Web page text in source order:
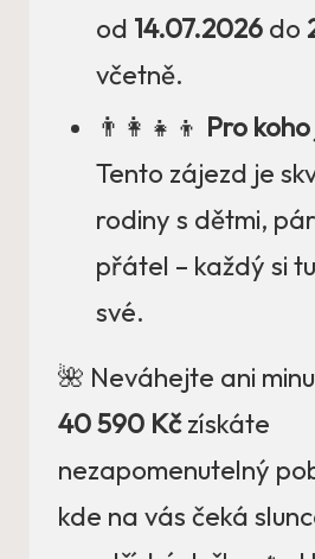
od 14.07.2026 do
včetně.
👨‍👩‍👧‍👦 Pro
Tento zájezd je
rodiny s dětmi,
přátel – každý si
své.
🌺 Neváhejte ani
40 590 Kčzískáte
nezapomenutelný
kde na vás čeká